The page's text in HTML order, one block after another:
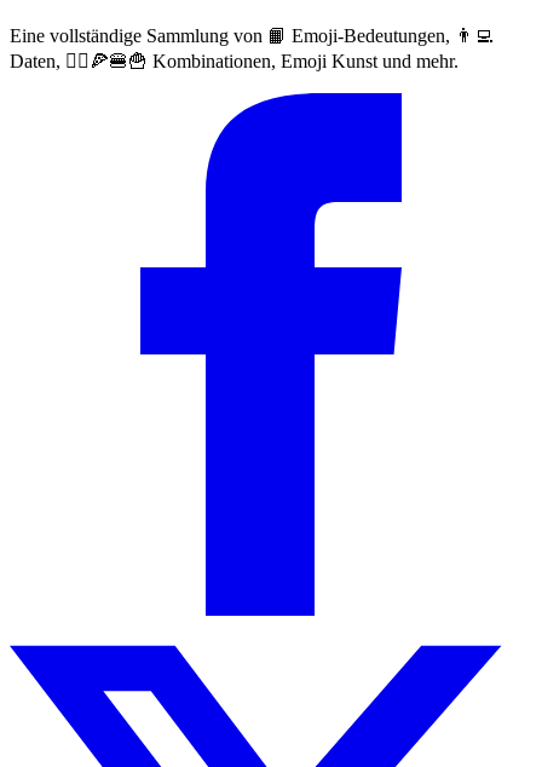
Eine vollständige Sammlung von 📙 Emoji-Bedeutungen, 👨‍💻
Daten, 🙅‍♀️🍕🍔🍟 Kombinationen, Emoji Kunst und mehr.